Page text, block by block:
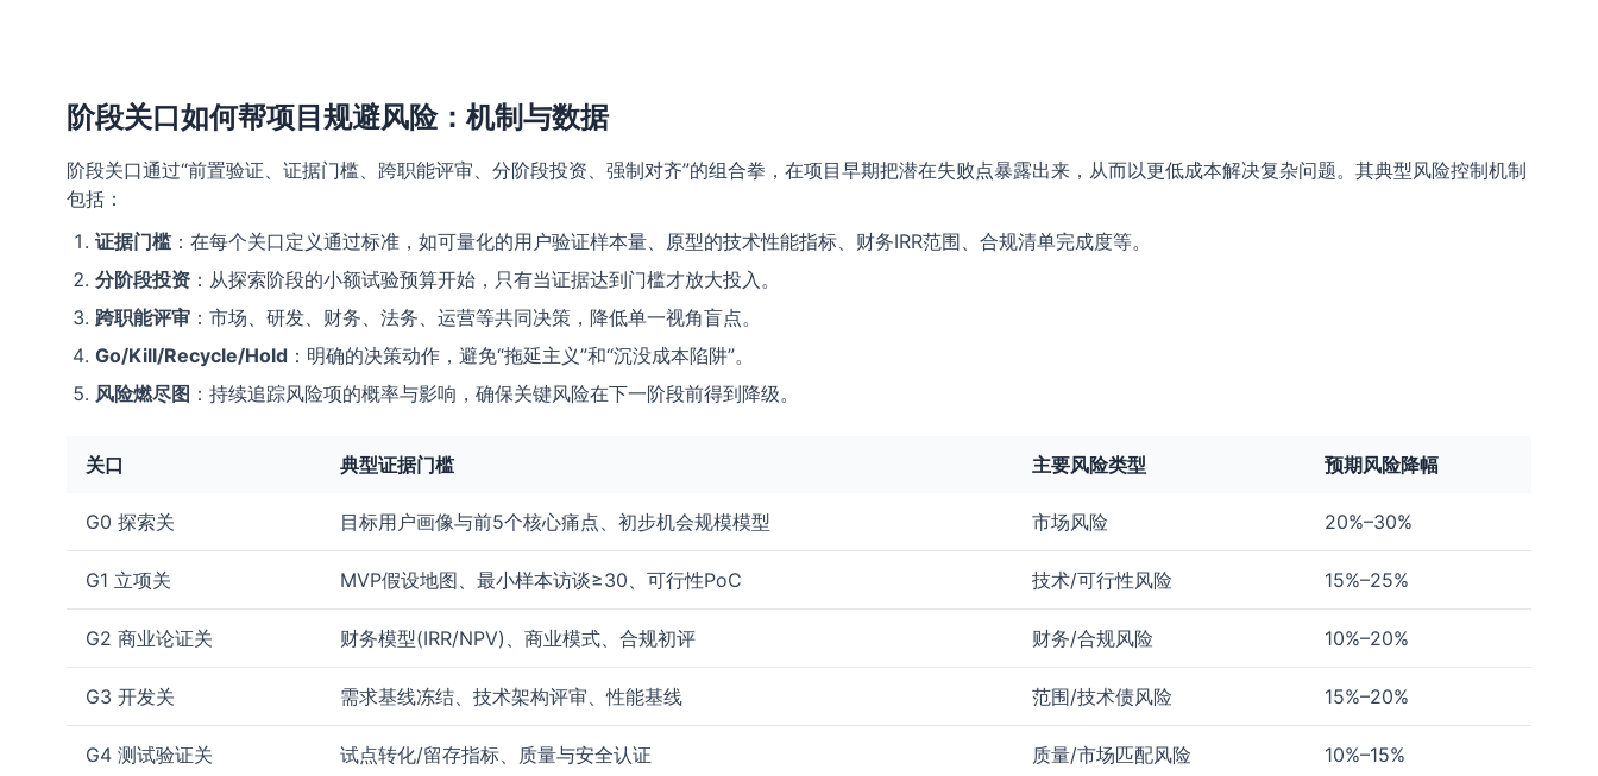
阶段关口如何帮项目规避风险：机制与数据
阶段关口通过“前置验证、证据门槛、跨职能评审、分阶段投资、强制对齐”的组合拳，在项目早期把潜在失败点暴露出来，从而以更低成本解决复杂问题。其典型风险控制机制
包括：
证据门槛：在每个关口定义通过标准，如可量化的用户验证样本量、原型的技术性能指标、财务IRR范围、合规清单完成度等。
分阶段投资 ：从探索阶段的小额试验预算开始，只有当证据达到门槛才放大投入。
跨职能评审 ：市场、研发、财务、法务、运营等共同决策，降低单一视角盲点。
Go/Kill/Recycle/Hold ：明确的决策动作，避免“拖延主义”和“沉没成本陷阱”。
风险燃尽图 ：持续追踪风险项的概率与影响，确保关键风险在下一阶段前得到降级。
关口 典型证据门槛 主要风险类型 预期风险降幅
G0 探索关 目标用户画像与前5个核心痛点、初步机会规模模型 市场风险 20%–30%
G1 立项关 MVP假设地图、最小样本访谈≥30、可行性PoC 技术/可行性风险 15%–25%
G2 商业论证关 财务模型(IRR/NPV)、商业模式、合规初评 财务/合规风险 10%–20%
G3 开发关 需求基线冻结、技术架构评审、性能基线 范围/技术债风险 15%–20%
G4 测试验证关 试点转化/留存指标、质量与安全认证 质量/市场匹配风险 10%–15%